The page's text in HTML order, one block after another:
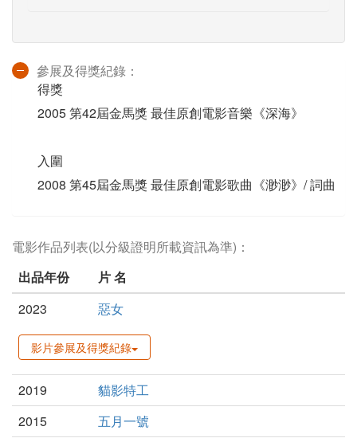
參展及得獎紀錄：
得獎
2005 第42屆金馬獎 最佳原創電影音樂《深海》
入圍
2008 第45屆金馬獎 最佳原創電影歌曲《渺渺》/ 詞曲
電影作品列表(以分級證明所載資訊為準)：
出品年份
片 名
2023
惡女
影片參展及得獎紀錄
2019
貓影特工
2015
五月一號